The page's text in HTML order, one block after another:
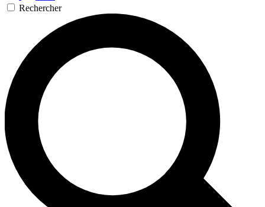
Rechercher